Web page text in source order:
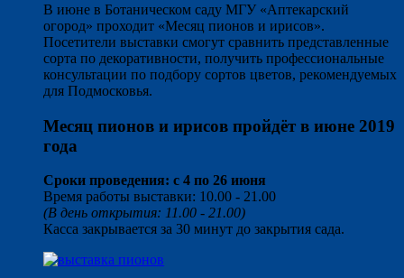
В июне в Ботаническом саду МГУ «Аптекарский
огород» проходит «Месяц пионов и ирисов».
Посетители выставки смогут сравнить представленные
сорта по декоративности, получить профессиональные
консультации по подбору сортов цветов, рекомендуемых
для Подмосковья.
Месяц пионов и ирисов пройдёт в июне 2019
года
Сроки проведения: с 4 по 26 июня
Время работы выставки: 10.00 - 21.00
(В день открытия: 11.00 - 21.00)
Касса закрывается за 30 минут до закрытия сада.